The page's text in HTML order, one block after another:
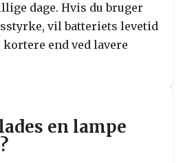
dage. Hvis du bruger
vil batteriets levetid
end ved lavere
en lampe